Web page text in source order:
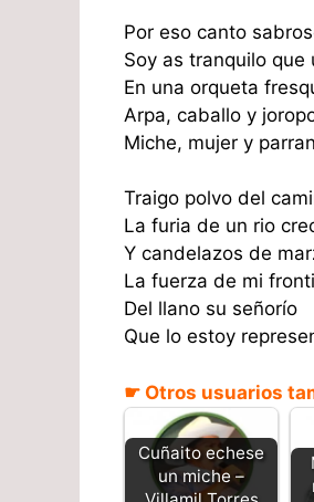
Por eso canto
Soy as tranquilo que
En una orqueta
Arpa, caballo y
Miche, mujer y
Traigo polvo del
La furia de un rio
Y candelazos de
La fuerza de mi
Del llano su señorío
Que lo estoy
☛ Otros usuarios
Cuñaito echese
un miche –